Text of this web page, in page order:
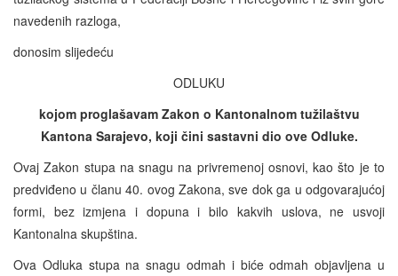
navedenih razloga,
donosim slijedeću
ODLUKU
kojom proglašavam Zakon o Kantonalnom tužilaštvu
Kantona Sarajevo, koji čini sastavni dio ove Odluke.
Ovaj Zakon stupa na snagu na privremenoj osnovi, kao što je to
predviđeno u članu 40. ovog Zakona, sve dok ga u odgovarajućoj
formi, bez izmjena i dopuna i bilo kakvih uslova, ne usvoji
Kantonalna skupština.
Ova Odluka stupa na snagu odmah i biće odmah objavljena u